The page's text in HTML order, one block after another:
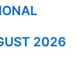
2026